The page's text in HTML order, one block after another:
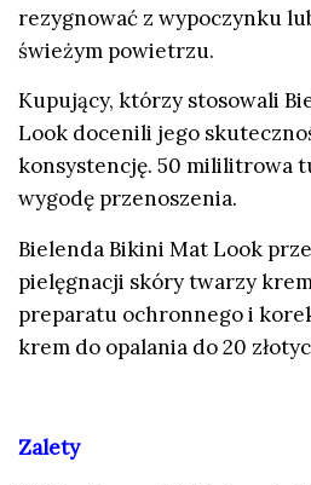
rezygnować z wypoczynku
świeżym powietrzu.
Kupujący, którzy stosowali
Look docenili jego
konsystencję. 50 mililitrowa
wygodę przenoszenia.
Bielenda Bikini Mat Look
pielęgnacji skóry twarzy
preparatu ochronnego i
krem do opalania do 20
Zalety